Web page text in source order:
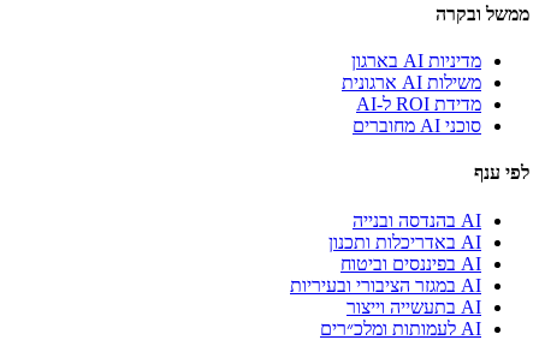
ממשל ובקרה
מדיניות AI בארגון
משילות AI ארגונית
מדידת ROI ל-AI
סוכני AI מחוברים
לפי ענף
AI בהנדסה ובנייה
AI באדריכלות ותכנון
AI בפיננסים וביטוח
AI במגזר הציבורי ובעיריות
AI בתעשייה וייצור
AI לעמותות ומלכ״רים